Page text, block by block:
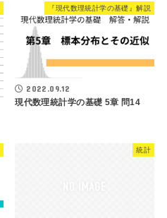
『現代数理統計学の基礎』解説
2022.09.12
現代数理統計学の基礎 5章 問14
統計